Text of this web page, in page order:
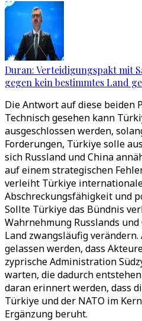
Duran: Verteidigungspakt mit
gegen kein bestimmtes Land
Die Antwort auf diese beiden
Technisch gesehen kann
ausgeschlossen werden,
Forderungen, Türkiye solle
sich Russland und China
auf einem strategischen
verleiht Türkiye
Abschreckungsfähigkeit und
Sollte Türkiye das Bündnis
Wahrnehmung Russlands
Land zwangsläufig
gelassen werden, dass
zyprische Administration
warten, die dadurch
daran erinnert werden, dass
Türkiye und der NATO im
Ergänzung beruht.